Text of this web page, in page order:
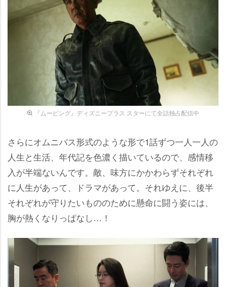
『ムービング』ディズニープラス スターにて全話独占配信中
さらにオムニバス形式のような形で1話ずつ一人一人の
人生と生活、年代記を色濃く描いているので、感情移
入が半端ないんです。敵、味方にかかわらずそれぞれ
に人生があって、ドラマがあって。それゆえに、後半
それぞれが守りたいもののために懸命に闘う姿には、
胸が熱くなりっぱなし…！